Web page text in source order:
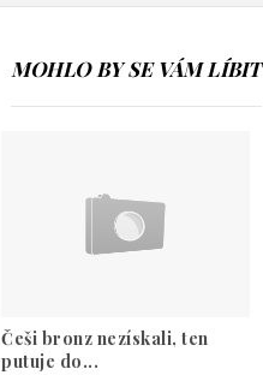
MOHLO BY SE VÁM LÍBIT
Češi bronz nezískali, ten
putuje do...